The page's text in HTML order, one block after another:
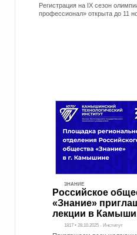
Регистрация на IX сезон
профессионал» открыта до 11
ЗНАНИЕ
Российское
«Знание»
лекции в
1817 • 28.10.2025 - Институт